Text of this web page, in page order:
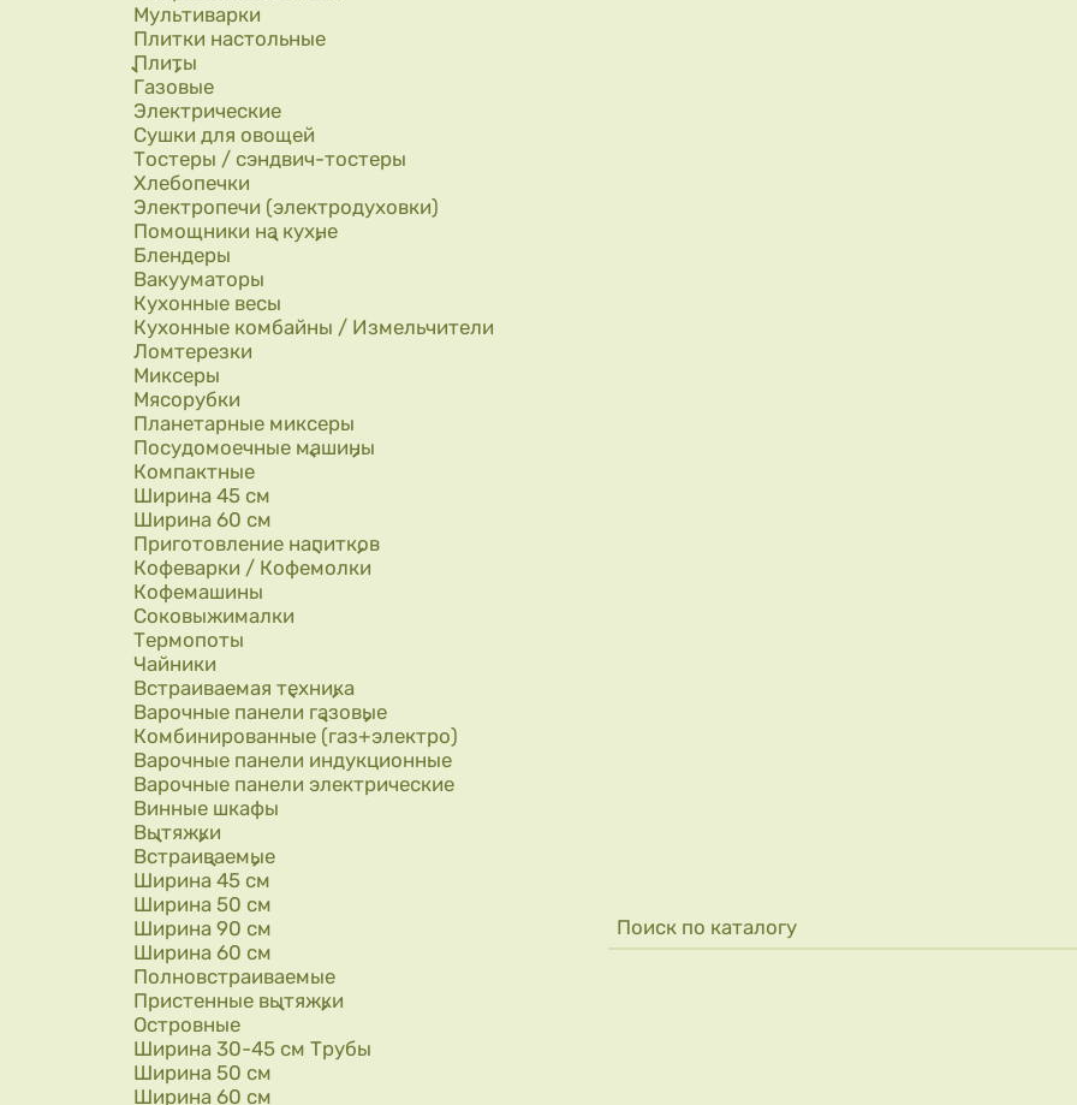
Мультиварки
Плитки настольные
Плиты
Газовые
Электрические
Сушки для овощей
Тостеры / сэндвич-тостеры
Хлебопечки
Электропечи (электродуховки)
Помощники на кухне
Блендеры
Вакууматоры
Кухонные весы
Кухонные комбайны / Измельчители
Ломтерезки
Миксеры
Мясорубки
Планетарные миксеры
Посудомоечные машины
Компактные
Ширина 45 см
Ширина 60 см
Приготовление напитков
Кофеварки / Кофемолки
Кофемашины
Соковыжималки
Термопоты
Чайники
Встраиваемая техника
Варочные панели газовые
Комбинированные (газ+электро)
Варочные панели индукционные
Варочные панели электрические
Винные шкафы
Вытяжки
Встраиваемые
Ширина 45 см
Ширина 50 см
Ширина 90 см
Ширина 60 см
Полновстраиваемые
Пристенные вытяжки
Островные
Ширина 30-45 см Трубы
Ширина 50 см
Ширина 60 см
Форма поиска
Поиск